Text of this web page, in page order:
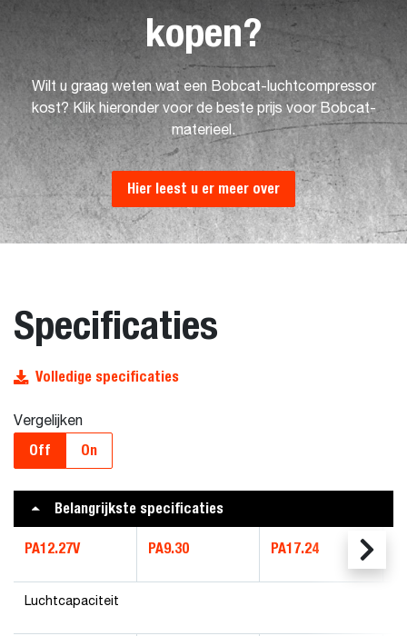
kopen?
Wilt u graag weten wat een Bobcat-luchtcompressor
kost? Klik hieronder voor de beste prijs voor Bobcat-
materieel.
Hier leest u er meer over
Specificaties
Volledige specificaties
Vergelijken
Off On
Belangrijkste specificaties
PA12.27V PA9.30 PA17.24
Luchtcapaciteit